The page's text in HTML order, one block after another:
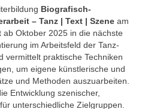
Biografisch-
– Tanz | Text | Szene am
Oktober 2025 in die nächste
im Arbeitsfeld der Tanz-
vermittelt praktische Techniken
um eigene künstlerische und
und Methoden auszuarbeiten.
Entwicklung szenischer,
unterschiedliche Zielgruppen.